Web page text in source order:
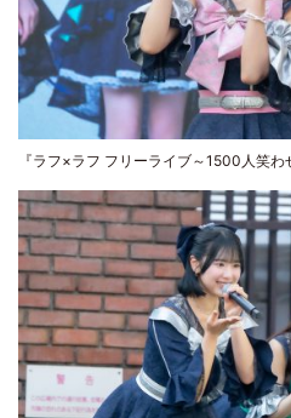
『ラフ×ラフ フリーライブ～1500人笑わ